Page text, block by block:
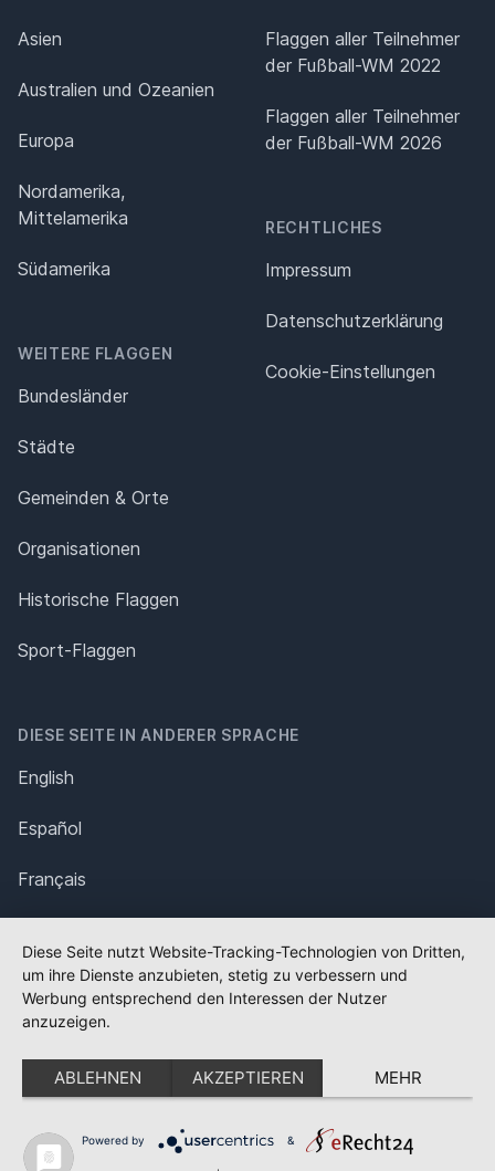
Asien
Australien und Ozeanien
Europa
Nordamerika,
Mittelamerika
Südamerika
WEITERE FLAGGEN
Bundesländer
Städte
Gemeinden & Orte
Organisationen
Historische Flaggen
Sport-Flaggen
Flaggen aller Teilnehmer
der Fußball-WM 2022
Flaggen aller Teilnehmer
der Fußball-WM 2026
RECHTLICHES
Impressum
Datenschutz­erklärung
Cookie-Einstellungen
DIESE SEITE IN ANDERER SPRACHE
English
Español
Français
Polska
Português
Nederlands
Svenska
Diese Seite nutzt Website-Tracking-Technologien von Dritten,
um ihre Dienste anzubieten, stetig zu verbessern und
Werbung entsprechend den Interessen der Nutzer
anzuzeigen.
ABLEHNEN AKZEPTIEREN MEHR
Powered by &